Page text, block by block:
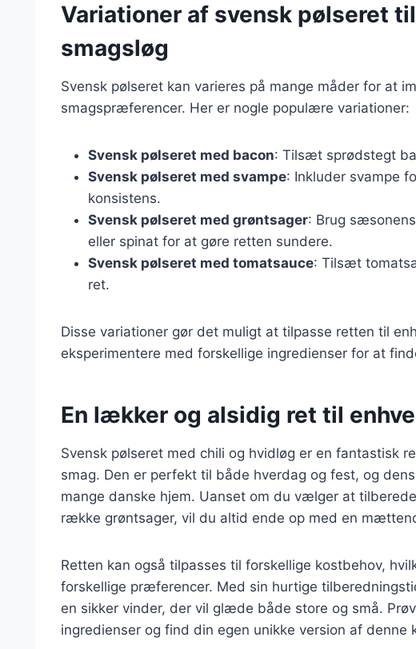
Variationer af svensk pølseret
smagsløg
Svensk pølseret kan varieres på mange måder for at
smagspræferencer. Her er nogle populære variationer:
Svensk pølseret med bacon: Tilsæt sprødstegt
Svensk pølseret med svampe: Inkluder svampe
konsistens.
Svensk pølseret med grøntsager: Brug
eller spinat for at gøre retten sundere.
Svensk pølseret med tomatsauce: Tilsæt
ret.
Disse variationer gør det muligt at tilpasse retten til
eksperimentere med forskellige ingredienser for at
En lækker og alsidig ret til
Svensk pølseret med chili og hvidløg er en fantastisk
smag. Den er perfekt til både hverdag og fest, og
mange danske hjem. Uanset om du vælger at
række grøntsager, vil du altid ende op med en
Retten kan også tilpasses til forskellige kostbehov,
forskellige præferencer. Med sin hurtige
en sikker vinder, der vil glæde både store og små.
ingredienser og find din egen unikke version af denne